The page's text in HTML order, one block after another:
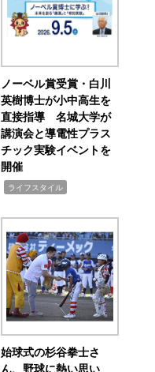
ノーベル賞受賞・白川
英樹博士が小中高生を
直接指導 名城大学が
講演会と導電性プラス
チック実験イベントを
開催
ライフスタイル
始球式の杉谷拳士さ
ん、野球に熱い思い